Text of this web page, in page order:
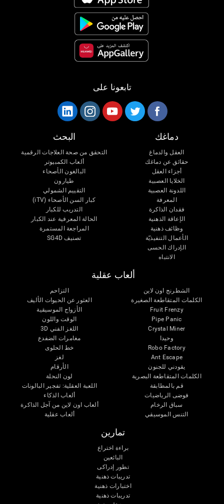
تابعونا على
دماغك
العقل والدماغ
حقائق عن دماغك
أجزاء العقل
الخلايا العصبية
اللدونة العصبية
المعرفة
فقدان الذاكرة
الإعاقة الذهنية
وظائف ذهنية
الأعمال التنفيذيّة
الإدراك الحسى
الانتباه
البحث
التحقق من صحة العلاجات الرقمية
ألعاب الكمبيوتر
البالغون الأصحاء
طيارون
التقييم الشمولي
كبار السن الأصحاء (iTV)
التدريب للكبار
الحالة المعرفية عند الكبار
المراجعة المستمرة
تصنيف SG4D
ألعاب عقلية
الشطرنج اون لاين
الكلمات المتقاطعة الصغيرة
Fruit Frenzy
Pipe Panic
Crystal Miner
وحيدا
Robo Factory
Ant Escape
يقودني للجنون
الكلمات المتقاطعة البصرية
قم بالمطابقة
فوضى الرياضيات
سباق الرخام
التنس الموسيقي
التزاحم
العثور عن الحيوات الأليف
الأزواج الموسيقية
الوقت واللون
اللغز الفني 3D
مغامرات الضفدع
خط الحلوى
لغز
الأرقام
لون النحلة
اللعبة العقلية: تفجير البالونات
ألعاب الذكاء
ألعاب اون لاين من آجل الذاكرة
ألعاب عقلية
تمارين
براءة اختراع
البائعين
تطور إدراكى
تدريبات ذهنية
اختبارات ذهنية
تدريبات ذهنية